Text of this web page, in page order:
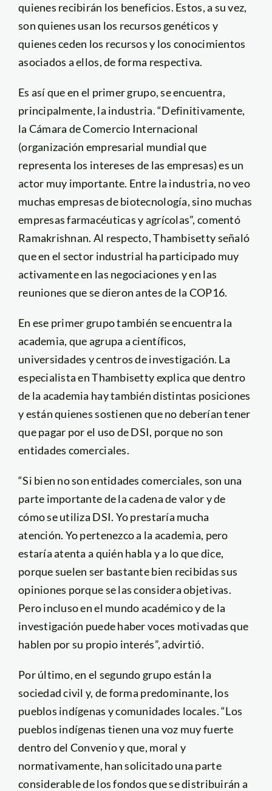
quienes recibirán los beneficios. Estos, a su vez,
son quienes usan los recursos genéticos y
quienes ceden los recursos y los conocimientos
asociados a ellos, de forma respectiva.
Es así que en el primer grupo, se encuentra,
principalmente, la industria. “Definitivamente,
la Cámara de Comercio Internacional
(organización empresarial mundial que
representa los intereses de las empresas) es un
actor muy importante. Entre la industria, no veo
muchas empresas de biotecnología, sino muchas
empresas farmacéuticas y agrícolas”, comentó
Ramakrishnan. Al respecto, Thambisetty señaló
que en el sector industrial ha participado muy
activamente en las negociaciones y en las
reuniones que se dieron antes de la COP16.
En ese primer grupo también se encuentra la
academia, que agrupa a científicos,
universidades y centros de investigación. La
especialista en Thambisetty explica que dentro
de la academia hay también distintas posiciones
y están quienes sostienen que no deberían tener
que pagar por el uso de DSI, porque no son
entidades comerciales.
“Si bien no son entidades comerciales, son una
parte importante de la cadena de valor y de
cómo se utiliza DSI. Yo prestaría mucha
atención. Yo pertenezco a la academia, pero
estaría atenta a quién habla y a lo que dice,
porque suelen ser bastante bien recibidas sus
opiniones porque se las considera objetivas.
Pero incluso en el mundo académico y de la
investigación puede haber voces motivadas que
hablen por su propio interés”, advirtió.
Por último, en el segundo grupo están la
sociedad civil y, de forma predominante, los
pueblos indígenas y comunidades locales. “Los
pueblos indígenas tienen una voz muy fuerte
dentro del Convenio y que, moral y
normativamente, han solicitado una parte
considerable de los fondos que se distribuirán a